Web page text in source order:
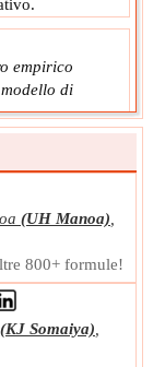
empirico
di
una mole di un
(UH Manoa),
800+ formule!
(KJ Somaiya),